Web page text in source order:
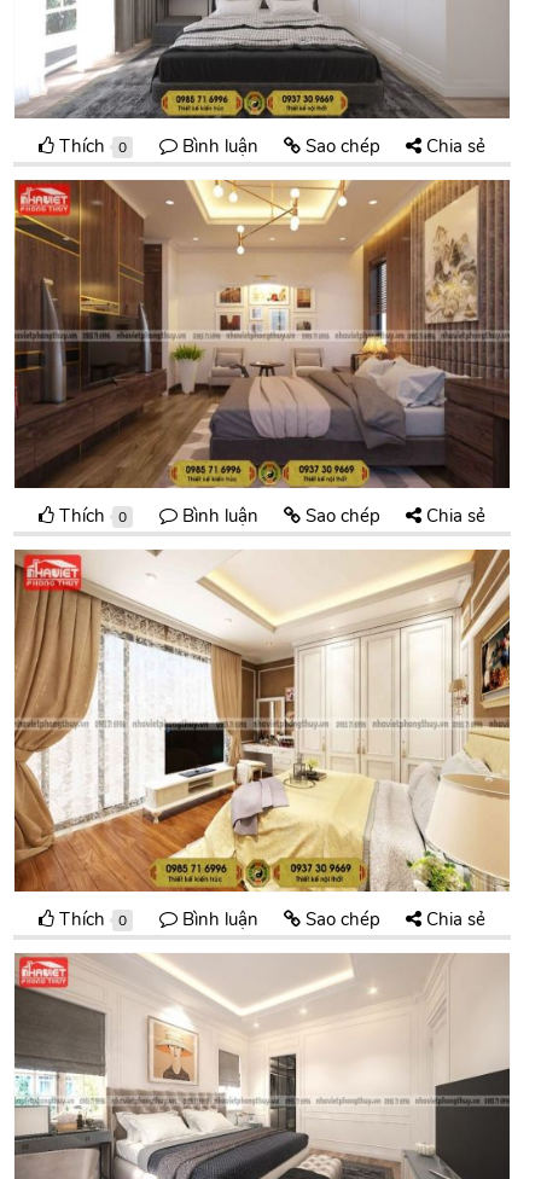
Thích 0 Bình luận Sao chép Chia sẻ
Thích 0 Bình luận Sao chép Chia sẻ
Thích 0 Bình luận Sao chép Chia sẻ